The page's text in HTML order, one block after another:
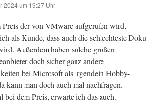
2024 um 19:27 Uhr
Preis der von VMware aufgerufen wird,
als Kunde, dass auch die schlechteste Doku
Außerdem haben solche großen
doch sicher ganz andere
bei Microsoft als irgendein Hobby-
kann man doch auch mal nachfragen.
bei dem Preis, erwarte ich das auch.